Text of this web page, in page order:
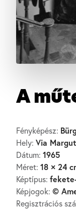
A
Fényképész:
Hely: Via
Dátum: 1965
Méret: 18 × 24
Képtípus:
Képjogok: ©
Regisztrációs